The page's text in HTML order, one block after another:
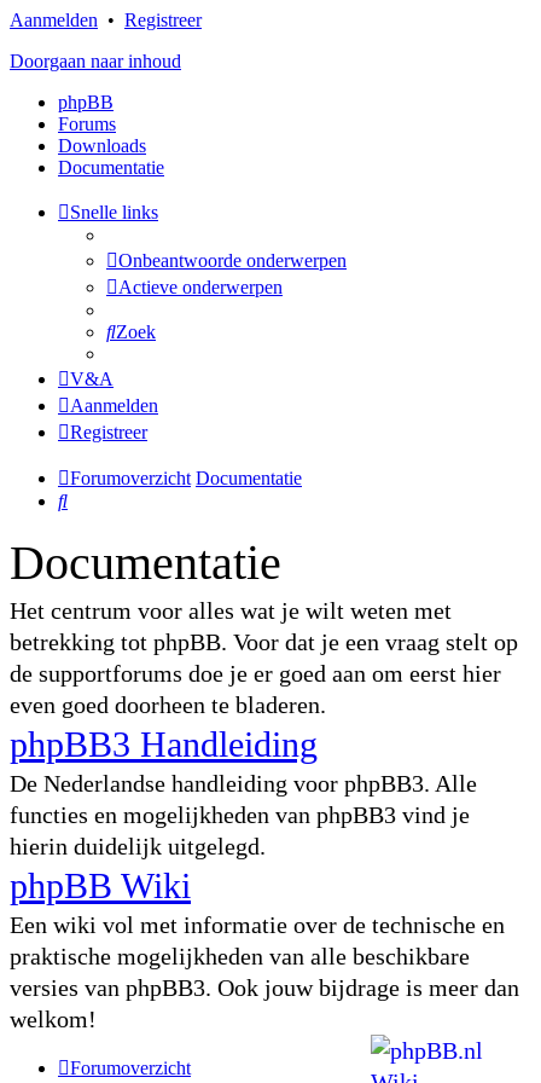
Aanmelden • Registreer
Doorgaan naar inhoud
phpBB
Forums
Downloads
Documentatie
Snelle links
Onbeantwoorde onderwerpen
Actieve onderwerpen
Zoek
V&A
Aanmelden
Registreer
Forumoverzicht Documentatie
Zoek
Documentatie
Het centrum voor alles wat je wilt weten met
betrekking tot phpBB. Voor dat je een vraag stelt op
de supportforums doe je er goed aan om eerst hier
even goed doorheen te bladeren.
phpBB3 Handleiding
De Nederlandse handleiding voor phpBB3. Alle
functies en mogelijkheden van phpBB3 vind je
hierin duidelijk uitgelegd.
phpBB Wiki
Een wiki vol met informatie over de technische en
praktische mogelijkheden van alle beschikbare
versies van phpBB3. Ook jouw bijdrage is meer dan
welkom!
Forumoverzicht